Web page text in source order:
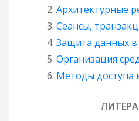
Архитектурные
Сеансы,
Защита данных
Организация
Методы доступа